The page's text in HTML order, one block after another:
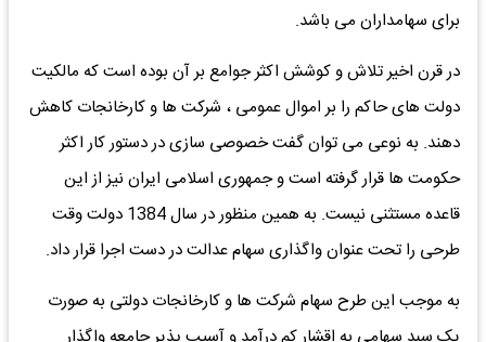
برای سهامداران می باشد.
در قرن اخیر تلاش و کوشش اکثر جوامع بر آن بوده است که مالکیت
دولت های حاکم را بر اموال عمومی ، شرکت ها و کارخانجات کاهش
دهند. به نوعی می توان گفت خصوصی سازی در دستور کار اکثر
حکومت ها قرار گرفته است و جمهوری اسلامی ایران نیز از این
قاعده مستثنی نیست. به همین منظور در سال 1384 دولت وقت
طرحی را تحت عنوان واگذاری سهام عدالت در دست اجرا قرار داد.
به موجب این طرح سهام شرکت ها و کارخانجات دولتی به صورت